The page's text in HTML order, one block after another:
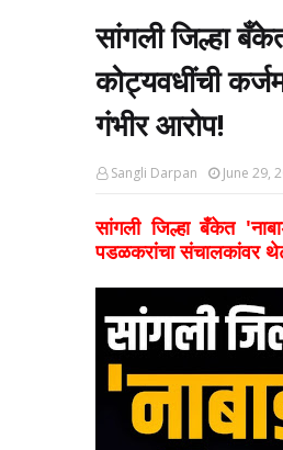
सांगली जिल्हा
कोट्यवधींची
गंभीर आरोप!
Sangli Darpan June 29,
सांगली जिल्हा बँकेत
पडळकरांचा संचालकांवर